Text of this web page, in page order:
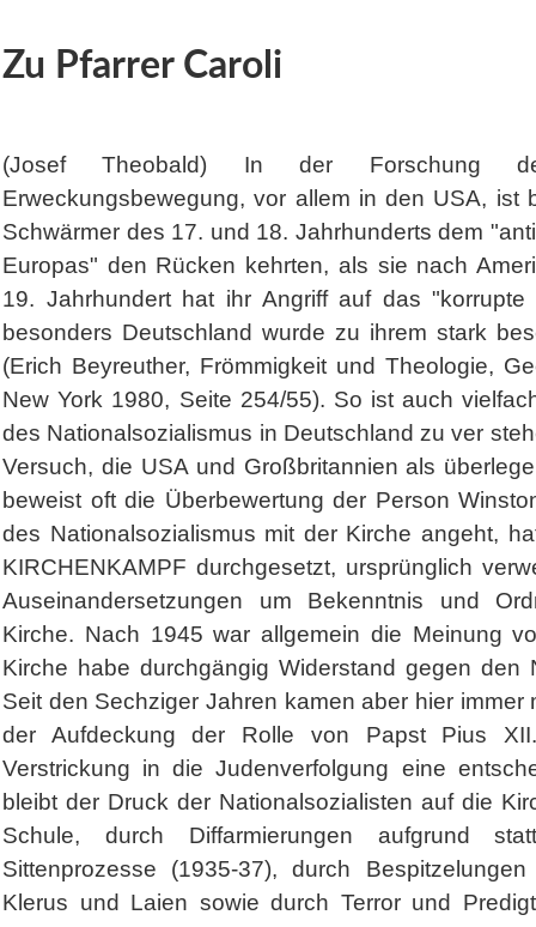
Zu Pfarrer Caroli
(Josef Theobald) In der Forschung
Erweckungsbewegung, vor allem in den USA, ist
Schwärmer des 17. und 18. Jahrhunderts dem
Europas" den Rücken kehrten, als sie nach
19. Jahrhundert hat ihr Angriff auf das
besonders Deutschland wurde zu ihrem stark
(Erich Beyreuther, Frömmigkeit und Theologie,
New York 1980, Seite 254/55). So ist auch
des Nationalsozialismus in Deutschland zu ver
Versuch, die USA und Großbritannien als
beweist oft die Überbewertung der Person
des Nationalsozialismus mit der Kirche angeht,
KIRCHENKAMPF durchgesetzt, ursprünglich
Auseinandersetzungen um Bekenntnis und
Kirche. Nach 1945 war allgemein die Meinung
Kirche habe durchgängig Widerstand gegen den
Seit den Sechziger Jahren kamen aber hier immer
der Aufdeckung der Rolle von Papst Pius
Verstrickung in die Judenverfolgung eine
bleibt der Druck der Nationalsozialisten auf die
Schule, durch Diffarmierungen aufgrund
Sittenprozesse (1935-37), durch
Klerus und Laien sowie durch Terror und